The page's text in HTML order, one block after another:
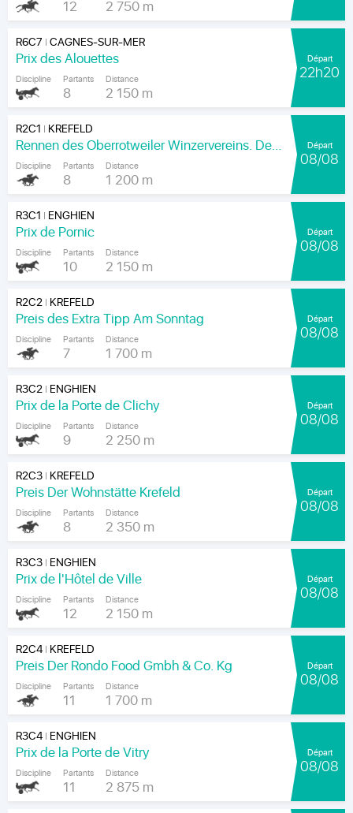
12 2 750 m
R6C7 |CAGNES-SUR-MER
Prix des Alouettes
Discipline Partants
8
Distance
2 150 m
Départ
22h20
R2C1 | KREFELD
Rennen des Oberrotweiler Winzervereins. Der Klassiker Am Kaiser.
Discipline Partants
8
Distance
1 200 m
Départ
08/08
R3C1 | ENGHIEN
Prix de Pornic
Discipline Partants
10
Distance
2 150 m
Départ
08/08
R2C2| KREFELD
Preis des Extra Tipp Am Sonntag
Discipline Partants
7
Distance
1 700 m
Départ
08/08
R3C2| ENGHIEN
Prix de la Porte de Clichy
Discipline Partants
9
Distance
2 250 m
Départ
08/08
R2C3| KREFELD
Preis Der Wohnstätte Krefeld
Discipline Partants
8
Distance
2 350 m
Départ
08/08
R3C3| ENGHIEN
Prix de l'Hôtel de Ville
Discipline Partants
12
Distance
2 150 m
Départ
08/08
R2C4| KREFELD
Preis Der Rondo Food Gmbh & Co. Kg
Discipline Partants
11
Distance
1 700 m
Départ
08/08
R3C4| ENGHIEN
Prix de la Porte de Vitry
Discipline Partants
11
Distance
2 875 m
Départ
08/08